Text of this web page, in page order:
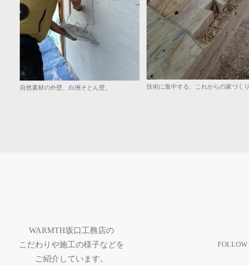
自然素材の外壁、白洲そとん壁。 技術に集中する、これからの家づくり
WARMTH坂口工務店の
こだわりや施工の様子などを
ご紹介しています。
FOLLOW